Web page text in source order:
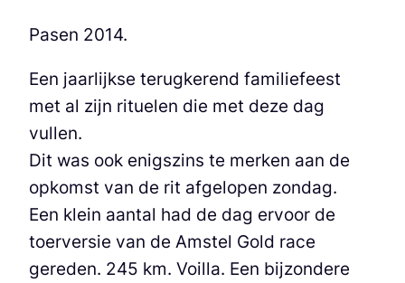
Pasen 2014.
Een jaarlijkse terugkerend familiefeest
met al zijn rituelen die met deze dag
vullen.
Dit was ook enigszins te merken aan de
opkomst van de rit afgelopen zondag.
Een klein aantal had de dag ervoor de
toerversie van de Amstel Gold race
gereden. 245 km. Voilla. Een bijzondere